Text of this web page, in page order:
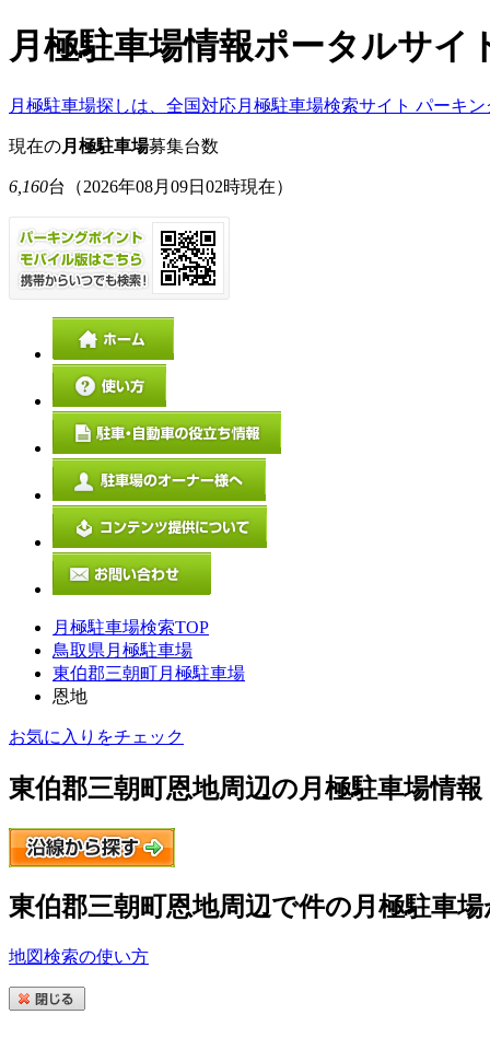
月極駐車場情報ポータルサイ
月極駐車場探しは、全国対応月極駐車場検索サイト パーキン
現在の月極駐車場募集台数
6,160台 （2026年08月09日02時現在）
月極駐車場検索TOP
鳥取県月極駐車場
東伯郡三朝町月極駐車場
恩地
お気に入りをチェック
東伯郡三朝町恩地周辺の月極駐車場情報
東伯郡三朝町恩地周辺で件の月極駐車
地図検索の使い方